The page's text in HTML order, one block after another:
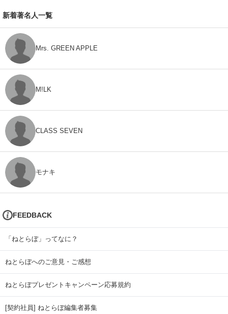
新着著名人一覧
Mrs. GREEN APPLE
M!LK
CLASS SEVEN
モナキ
FEEDBACK
「ねとらぼ」ってなに？
ねとらぼへのご意見・ご感想
ねとらぼプレゼントキャンペーン応募規約
[契約社員] ねとらぼ編集者募集